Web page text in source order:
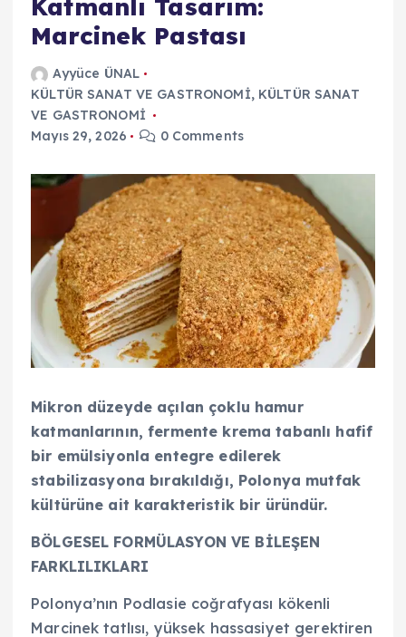
Katmanlı Tasarım:
Marcinek Pastası
Ayyüce ÜNAL
KÜLTÜR SANAT VE GASTRONOMİ, KÜLTÜR SANAT
VE GASTRONOMİ
Mayıs 29, 2026
0 Comments
Mikron düzeyde açılan çoklu hamur
katmanlarının, fermente krema tabanlı hafif
bir emülsiyonla entegre edilerek
stabilizasyona bırakıldığı, Polonya mutfak
kültürüne ait karakteristik bir üründür.
BÖLGESEL FORMÜLASYON VE BİLEŞEN
FARKLILIKLARI
Polonya’nın Podlasie coğrafyası kökenli
Marcinek tatlısı, yüksek hassasiyet gerektiren